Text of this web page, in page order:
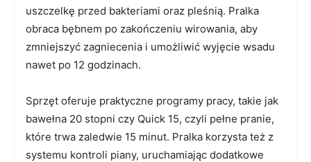
uszczelkę przed bakteriami oraz pleśnią. Pralka
obraca bębnem po zakończeniu wirowania, aby
zmniejszyć zagniecenia i umożliwić wyjęcie wsadu
nawet po 12 godzinach.
Sprzęt oferuje praktyczne programy pracy, takie jak
bawełna 20 stopni czy Quick 15, czyli pełne pranie,
które trwa zaledwie 15 minut. Pralka korzysta też z
systemu kontroli piany, uruchamiając dodatkowe